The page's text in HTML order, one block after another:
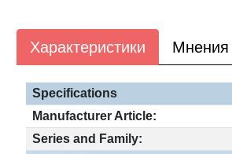
Характеристики Мнения
Specifications
Manufacturer Article:
Series and Family: